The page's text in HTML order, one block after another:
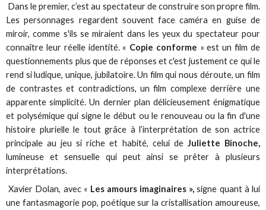
Dans le premier, c’est au spectateur de construire son propre film.
Les personnages regardent souvent face caméra en guise de
miroir, comme s'ils se miraient dans les yeux du spectateur pour
connaître leur réelle identité. « Copie conforme » est un film de
questionnements plus que de réponses et c'est justement ce qui le
rend si ludique, unique, jubilatoire. Un film qui nous déroute, un film
de contrastes et contradictions, un film complexe derrière une
apparente simplicité. Un dernier plan délicieusement énigmatique
et polysémique qui signe le début ou le renouveau ou la fin d'une
histoire plurielle le tout grâce à l’interprétation de son actrice
principale au jeu si riche et habité, celui de Juliette Binoche,
lumineuse et sensuelle qui peut ainsi se prêter à plusieurs
interprétations.
Xavier Dolan, avec « Les amours imaginaires »,signe quant à lui
une fantasmagorie pop, poétique sur la cristallisation amoureuse,